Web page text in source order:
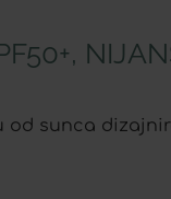
od sunca